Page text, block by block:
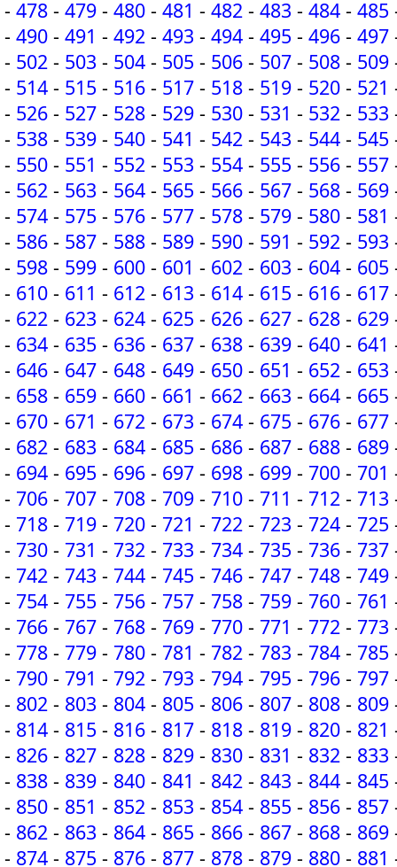
- 478 - 479 - 480 - 481 - 482 - 483 - 484 - 485
- 490 - 491 - 492 - 493 - 494 - 495 - 496 - 497
- 502 - 503 - 504 - 505 - 506 - 507 - 508 - 509
- 514 - 515 - 516 - 517 - 518 - 519 - 520 - 521
- 526 - 527 - 528 - 529 - 530 - 531 - 532 - 533
- 538 - 539 - 540 - 541 - 542 - 543 - 544 - 545
- 550 - 551 - 552 - 553 - 554 - 555 - 556 - 557
- 562 - 563 - 564 - 565 - 566 - 567 - 568 - 569
- 574 - 575 - 576 - 577 - 578 - 579 - 580 - 581
- 586 - 587 - 588 - 589 - 590 - 591 - 592 - 593
- 598 - 599 - 600 - 601 - 602 - 603 - 604 - 605
- 610 - 611 - 612 - 613 - 614 - 615 - 616 - 617
- 622 - 623 - 624 - 625 - 626 - 627 - 628 - 629
- 634 - 635 - 636 - 637 - 638 - 639 - 640 - 641
- 646 - 647 - 648 - 649 - 650 - 651 - 652 - 653
- 658 - 659 - 660 - 661 - 662 - 663 - 664 - 665
- 670 - 671 - 672 - 673 - 674 - 675 - 676 - 677
- 682 - 683 - 684 - 685 - 686 - 687 - 688 - 689
- 694 - 695 - 696 - 697 - 698 - 699 - 700 - 701
- 706 - 707 - 708 - 709 - 710 - 711 - 712 - 713
- 718 - 719 - 720 - 721 - 722 - 723 - 724 - 725
- 730 - 731 - 732 - 733 - 734 - 735 - 736 - 737
- 742 - 743 - 744 - 745 - 746 - 747 - 748 - 749
- 754 - 755 - 756 - 757 - 758 - 759 - 760 - 761
- 766 - 767 - 768 - 769 - 770 - 771 - 772 - 773
- 778 - 779 - 780 - 781 - 782 - 783 - 784 - 785
- 790 - 791 - 792 - 793 - 794 - 795 - 796 - 797
- 802 - 803 - 804 - 805 - 806 - 807 - 808 - 809
- 814 - 815 - 816 - 817 - 818 - 819 - 820 - 821
- 826 - 827 - 828 - 829 - 830 - 831 - 832 - 833
- 838 - 839 - 840 - 841 - 842 - 843 - 844 - 845
- 850 - 851 - 852 - 853 - 854 - 855 - 856 - 857
- 862 - 863 - 864 - 865 - 866 - 867 - 868 - 869
- 874 - 875 - 876 - 877 - 878 - 879 - 880 - 881